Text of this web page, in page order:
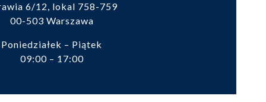
6/12, lokal 758-759
00-503 Warszawa
Poniedziałek – Piątek
09:00 – 17:00